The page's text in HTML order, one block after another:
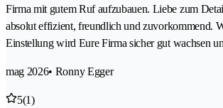
Firma mit gutem Ruf aufzubauen. Liebe zum
absolut effizient, freundlich und zuvorkommend.
Einstellung wird Eure Firma sicher gut wachsen
mag 2026• Ronny Egger
5(1)